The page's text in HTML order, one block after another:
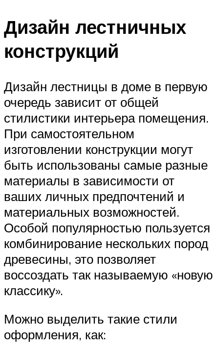
Дизайн лестничных
конструкций
Дизайн лестницы в доме в первую
очередь зависит от общей
стилистики интерьера помещения.
При самостоятельном
изготовлении конструкции могут
быть использованы самые разные
материалы в зависимости от
ваших личных предпочтений и
материальных возможностей.
Особой популярностью пользуется
комбинирование нескольких пород
древесины, это позволяет
воссоздать так называемую «новую
классику».
Можно выделить такие стили
оформления, как: